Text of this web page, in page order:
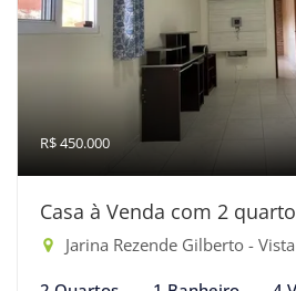
R$ 450.000
Casa à Venda com 2
Jarina Rezende Gilberto -